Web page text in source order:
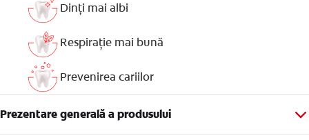
Dinți mai albi
Respirație mai bună
Prevenirea cariilor
Prezentare generală a produsului